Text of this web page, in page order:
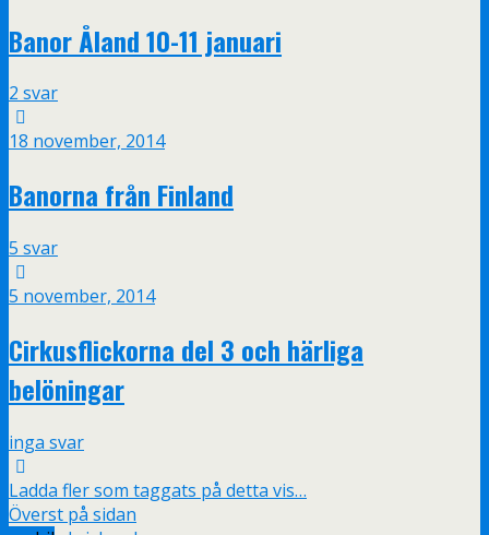
Banor Åland 10-11 januari
2 svar
18 november, 2014
Banorna från Finland
5 svar
5 november, 2014
Cirkusflickorna del 3 och härliga
belöningar
inga svar
Ladda fler som taggats på detta vis…
Överst på sidan